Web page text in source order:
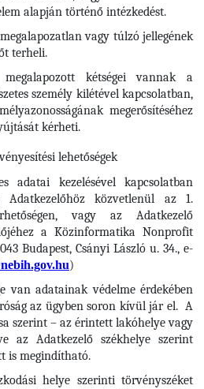
alapján történő intézkedést.
vagy túlzó jellegének
terheli.
kétségei vannak a
személy kilétével kapcsolatban,
megerősítéséhez
kérheti.
lehetőségek
adatai kezelésével kapcsolatban
közvetlenül az 1.
vagy az Adatkezelő
a Közinformatika Nonprofit
Budapest, Csányi László u. 34., e-
)
van adatainak védelme érdekében
az ügyben soron kívül jár el. A
szerint – az érintett lakóhelye vagy
az Adatkezelő székhelye szerint
is megindítható.
helye szerinti törvényszéket